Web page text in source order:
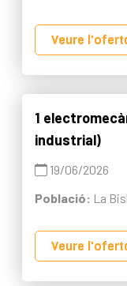
Veure
1
industrial)
19/06/2026
Població: La
Veure